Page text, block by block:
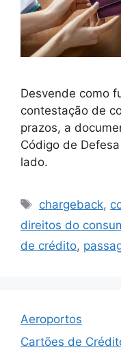
Desvende como
contestação de
prazos, a
Código de
lado.
Tags
chargeback,
direitos do
de crédito,
Aeroportos
Cartões de